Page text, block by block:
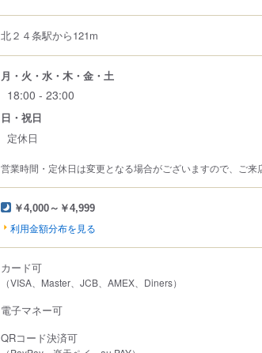
北２４条駅から121m
月・火・水・木・金・土
18:00 - 23:00
日・祝日
定休日
営業時間・定休日は変更となる場合がございますので、ご来
￥4,000～￥4,999
利用金額分布を見る
カード可
（VISA、Master、JCB、AMEX、Diners）
電子マネー可
QRコード決済可